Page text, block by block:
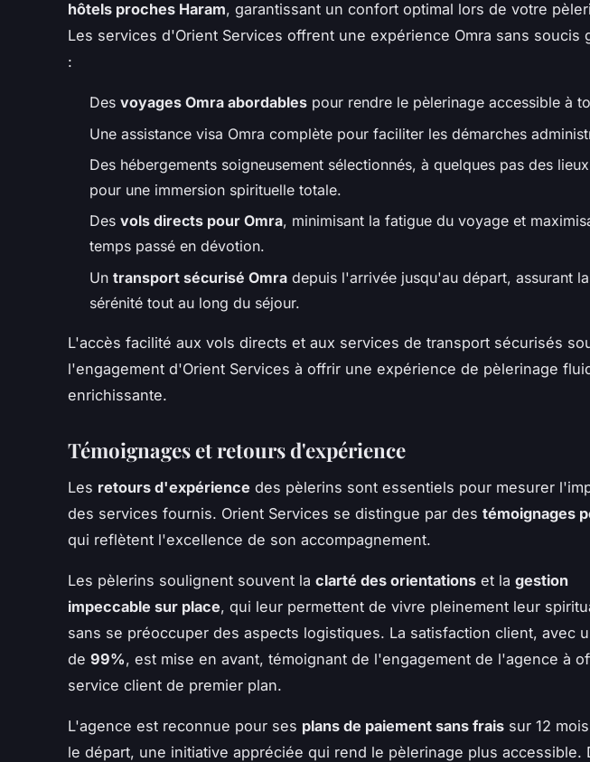
hôtels proches Haram, garantissant un confort optimal lors de votre
Les services d'Orient Services offrent une expérience Omra sans soucis
:
Des voyages Omra abordables pour rendre le pèlerinage accessible à
Une assistance visa Omra complète pour faciliter les démarches
Des hébergements soigneusement sélectionnés, à quelques pas des
pour une immersion spirituelle totale.
Des vols directs pour Omra, minimisant la fatigue du voyage et
temps passé en dévotion.
Un transport sécurisé Omra depuis l'arrivée jusqu'au départ, assurant la
sérénité tout au long du séjour.
L'accès facilité aux vols directs et aux services de transport sécurisés
l'engagement d'Orient Services à offrir une expérience de pèlerinage
enrichissante.
Témoignages et retours d'expérience
Les retours d'expérience des pèlerins sont essentiels pour mesurer
des services fournis. Orient Services se distingue par des témoignages
qui reflètent l'excellence de son accompagnement.
Les pèlerins soulignent souvent la clarté des orientations et la gestion
impeccable sur place, qui leur permettent de vivre pleinement leur
sans se préoccuper des aspects logistiques. La satisfaction client, avec
de 99%, est mise en avant, témoignant de l'engagement de l'agence à
service client de premier plan.
L'agence est reconnue pour ses plans de paiement sans frais sur 12
le départ, une initiative appréciée qui rend le pèlerinage plus accessible.